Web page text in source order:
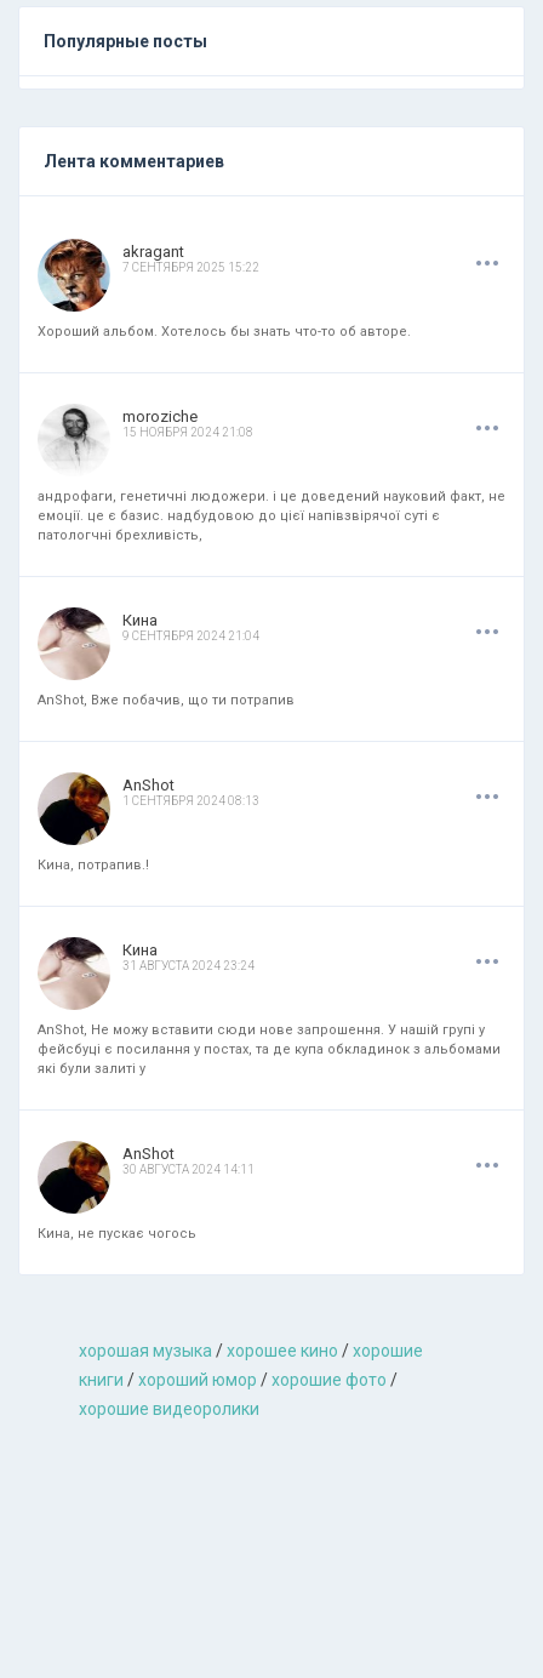
Популярные посты
Лента комментариев
akragant
7 СЕНТЯБРЯ 2025 15:22 ...
Хороший альбом. Хотелось бы знать что-то об авторе.
moroziche
15 НОЯБРЯ 2024 21:08 ...
андрофаги, генетичні людожери. і це доведений науковий факт, не
емоції. це є базис. надбудовою до цієї напівзвірячої суті є
патологчні брехливість,
Кина
9 СЕНТЯБРЯ 2024 21:04 ...
AnShot, Вже побачив, що ти потрапив
AnShot
1 СЕНТЯБРЯ 2024 08:13 ...
Кина, потрапив.!
Кина
31 АВГУСТА 2024 23:24 ...
AnShot, Не можу вставити сюди нове запрошення. У нашій групі у
фейсбуці є посилання у постах, та де купа обкладинок з альбомами
які були залиті у
AnShot
30 АВГУСТА 2024 14:11 ...
Кина, не пускає чогось
хорошая музыкa /хорошее кино /хорошие
книги /хороший юмор /хорошие фото /
хорошие видеоролики